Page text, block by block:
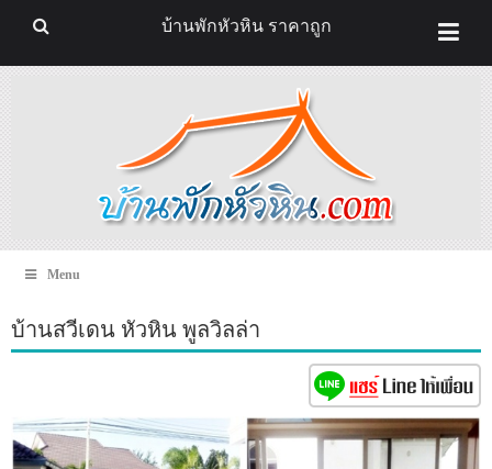
Menu
บ้านสวีเดน หัวหิน พูลวิลล่า
บ้านพักหัวหิน ราคาถูก